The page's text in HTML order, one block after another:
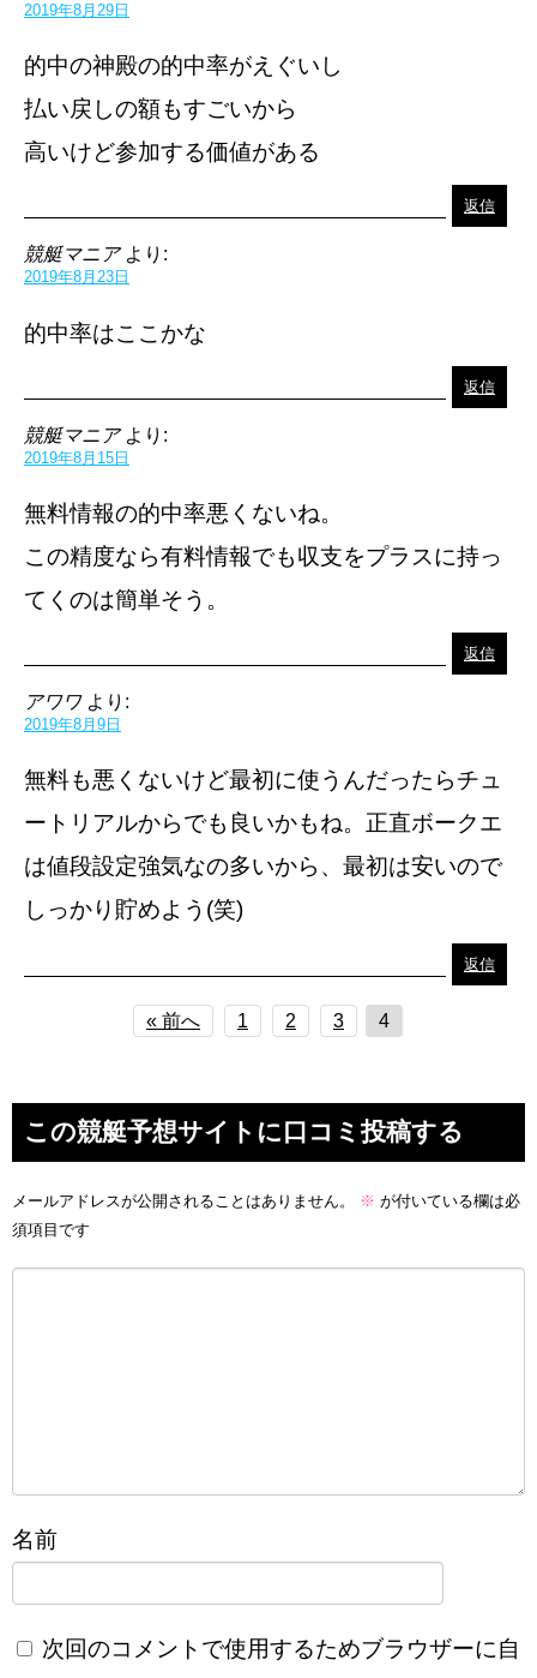
2019年8月29日
的中の神殿の的中率がえぐいし
払い戻しの額もすごいから
高いけど参加する価値がある
返信
競艇マニア より:
2019年8月23日
的中率はここかな
返信
競艇マニア より:
2019年8月15日
無料情報の的中率悪くないね。
この精度なら有料情報でも収支をプラスに持っ
てくのは簡単そう。
返信
アワワ より:
2019年8月9日
無料も悪くないけど最初に使うんだったらチュ
ートリアルからでも良いかもね。正直ボークエ
は値段設定強気なの多いから、最初は安いので
しっかり貯めよう(笑)
返信
« 前へ 1 2 3 4
この競艇予想サイトに口コミ投稿する
メールアドレスが公開されることはありません。 ※ が付いている欄は必
須項目です
名前
次回のコメントで使用するためブラウザーに自